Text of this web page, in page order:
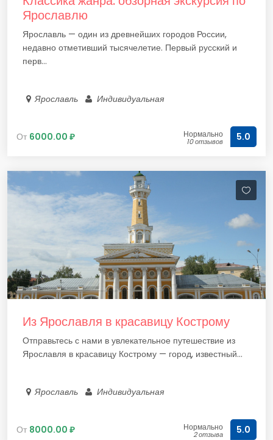
Ярославлю
Ярославль — один из древнейших городов России,
недавно отметивший тысячелетие. Первый русский и
перв...
Ярославль Индивидуальная
От 6000.00 ₽ Нормально
10 отзывов 5.0
Из Ярославля в красавицу Кострому
Отправьтесь с нами в увлекательное путешествие из
Ярославля в красавицу Кострому — город, известный...
Ярославль Индивидуальная
От 8000.00 ₽ Нормально
2 отзыва 5.0